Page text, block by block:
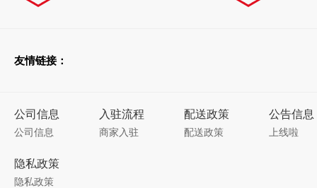
友情链接：
公司信息
公司信息
入驻流程
商家入驻
配送政策
配送政策
公告信息
上线啦
隐私政策
隐私政策